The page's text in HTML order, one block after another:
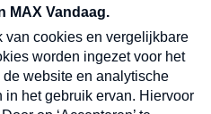
en dinsdagochtend in
Verzend